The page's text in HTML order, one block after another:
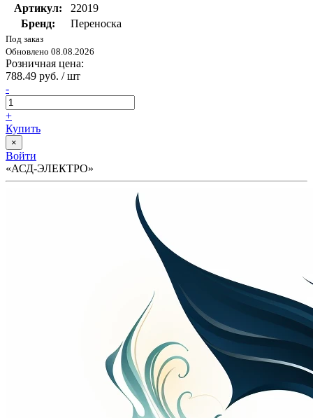
Артикул:
22019
Бренд:
Переноска
Под заказ
Обновлено 08.08.2026
Розничная цена:
788.49 руб. / шт
-
+
Купить
×
Войти
«АСД-ЭЛЕКТРО»